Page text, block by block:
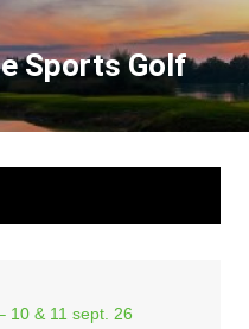
Sports Golf
10 & 11 sept. 26